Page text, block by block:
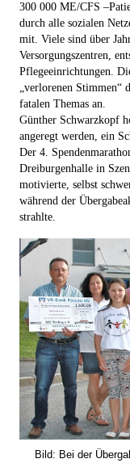
300 000 ME/CFS
durch alle sozialen
mit. Viele sind über
Versorgungszentren,
Pflegeeinrichtungen.
„verlorenen Stimmen“
fatalen Themas an.
Günther Schwarzkopf
angeregt werden, ein
Der 4.
Dreiburgenhalle in
motivierte, selbst
während der
strahlte.
Bild: Bei der